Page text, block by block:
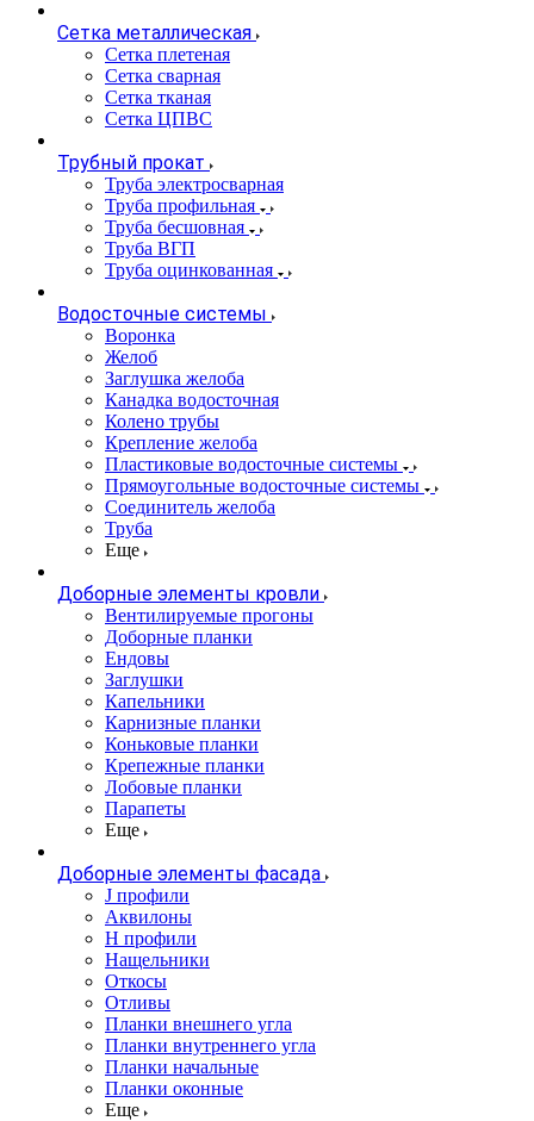
Сетка металлическая
Сетка плетеная
Сетка сварная
Сетка тканая
Сетка ЦПВС
Трубный прокат
Труба электросварная
Труба профильная
Труба бесшовная
Труба ВГП
Труба оцинкованная
Водосточные системы
Воронка
Желоб
Заглушка желоба
Канадка водосточная
Колено трубы
Крепление желоба
Пластиковые водосточные системы
Прямоугольные водосточные системы
Соединитель желоба
Труба
Еще
Доборные элементы кровли
Вентилируемые прогоны
Доборные планки
Ендовы
Заглушки
Капельники
Карнизные планки
Коньковые планки
Крепежные планки
Лобовые планки
Парапеты
Еще
Доборные элементы фасада
J профили
Аквилоны
Н профили
Нащельники
Откосы
Отливы
Планки внешнего угла
Планки внутреннего угла
Планки начальные
Планки оконные
Еще